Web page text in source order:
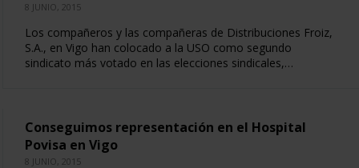
8 JUNIO, 2015
Los compañeros y las compañeras de Distribuciones Froiz,
S.A., en Vigo han colocado a la USO como segundo
sindicato más votado en las elecciones sindicales,…
Conseguimos representación en el Hospital
Povisa en Vigo
8 JUNIO, 2015